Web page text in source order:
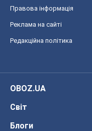
Правова інформація
Реклама на сайті
Редакційна політика
OBOZ.UA
Світ
Блоги